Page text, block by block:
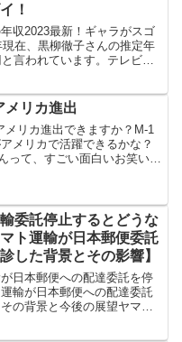
！
収2023最新！ギャラがスゴ
現在、黒柳徹子さんの推定年
言われています。テレビ番
収入は約4億円と推測されて
メリカ進出
メリカ進出できますか？M-1
メリカで活躍できるかな？
って、すごい面白いお笑いの
について考えてみよう！お
: ...委託停止するとどうな
ト運輸が日本郵便委託
した背景とその影響】
日本郵便への配達委託を停
輸が日本郵便への配達委託
の背景と今後の展望ヤマト